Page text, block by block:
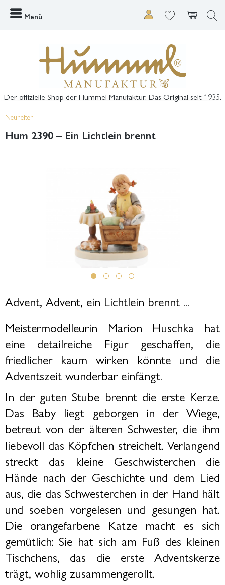
Menü
Der offizielle Shop der Hummel Manufaktur. Das Original seit 1935.
Neuheiten
Hum 2390 – Ein Lichtlein brennt
Advent, Advent, ein Lichtlein brennt ...
Meistermodelleurin Marion Huschka hat
eine detailreiche Figur geschaffen, die
friedlicher kaum wirken könnte und die
Adventszeit wunderbar einfängt.
In der guten Stube brennt die erste Kerze.
Das Baby liegt geborgen in der Wiege,
betreut von der älteren Schwester, die ihm
liebevoll das Köpfchen streichelt. Verlangend
streckt das kleine Geschwisterchen die
Hände nach der Geschichte und dem Lied
aus, die das Schwesterchen in der Hand hält
und soeben vorgelesen und gesungen hat.
Die orangefarbene Katze macht es sich
gemütlich: Sie hat sich am Fuß des kleinen
Tischchens, das die erste Adventskerze
trägt, wohlig zusammengerollt.